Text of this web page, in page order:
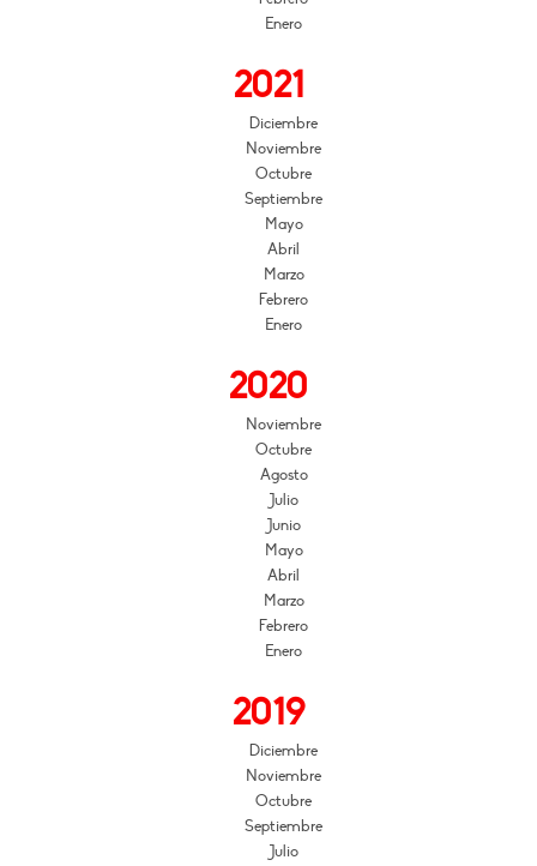
Enero
2021
Diciembre
Noviembre
Octubre
Septiembre
Mayo
Abril
Marzo
Febrero
Enero
2020
Noviembre
Octubre
Agosto
Julio
Junio
Mayo
Abril
Marzo
Febrero
Enero
2019
Diciembre
Noviembre
Octubre
Septiembre
Julio